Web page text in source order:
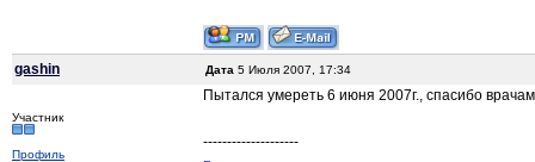
gashin Дата 5 Июля 2007, 17:34
Участник
Профиль
Пытался умереть 6 июня 2007г., спасибо
--------------------